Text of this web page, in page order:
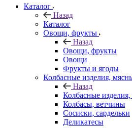
Каталог
Назад
Каталог
Овощи, фрукты
Назад
Овощи, фрукты
Овощи
Фрукты и ягоды
Колбасные изделия,
Назад
Колбасные
Колбасы, ветчины
Сосиски, сардельки
Деликатесы